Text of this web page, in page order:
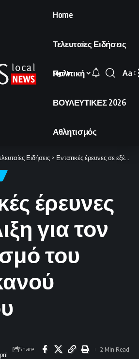
Home
Τελευταίες Ειδήσεις
Πολιτική
ΒΟΥΛΕΥΤΙΚΕΣ 2026
Αθλητισμός
Sign In
Font
Aa
Ειδήσεις > Εντατικές έρευνες σε εξέλιξη για τον εντοπισμό του Αμερικανού πιλότου
έρευνες
για τον
του
Share 2 Min Read